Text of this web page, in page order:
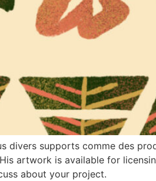
divers supports comme des
artwork is available for
about your project.